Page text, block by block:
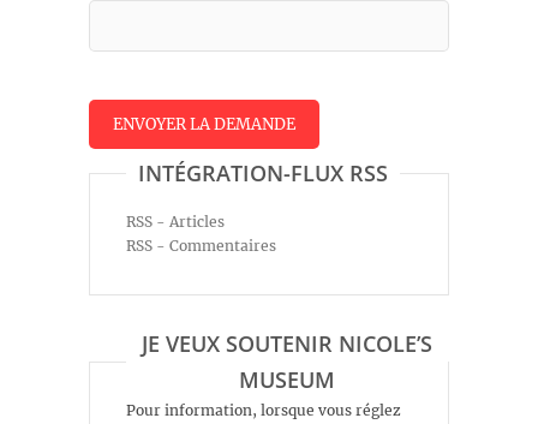
INTÉGRATION-FLUX RSS
RSS - Articles
RSS - Commentaires
JE VEUX SOUTENIR NICOLE’S
MUSEUM
Pour information, lorsque vous réglez